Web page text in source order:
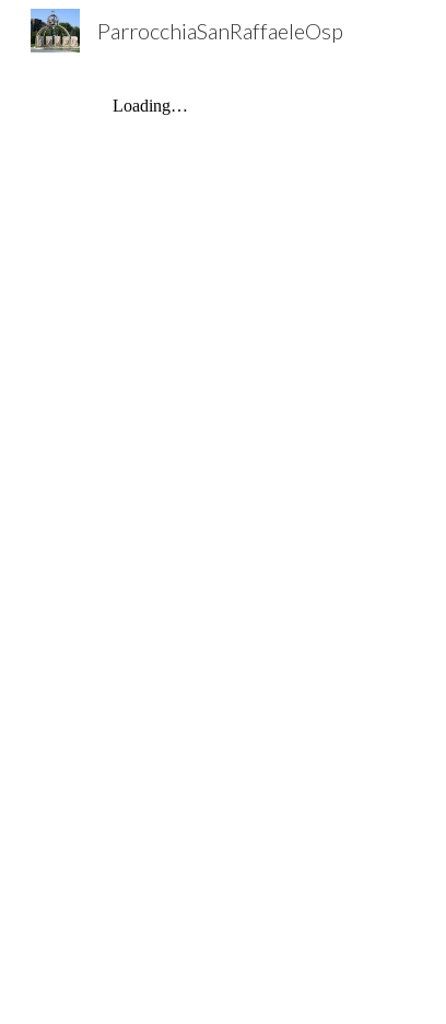
ParrocchiaSanRaffaeleOsp